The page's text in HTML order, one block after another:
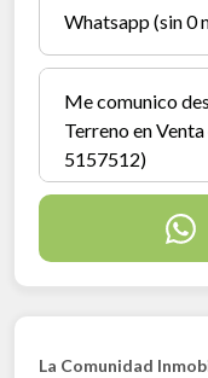
La Comunidad